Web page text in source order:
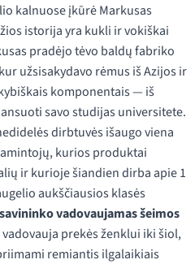
kalnuose įkūrė Markusas
istorija yra kukli ir vokiškai
pradėjo tėvo baldų fabriko
užsisakydavo rėmus iš Azijos ir
komponentais — iš
savo studijas universitete.
dirbtuvės išaugo viena
kurios produktai
ir kurioje šiandien dirba apie 1
aukščiausios klasės
savininko vadovaujamas šeimos
prekės ženklui iki šiol,
remiantis ilgalaikiais